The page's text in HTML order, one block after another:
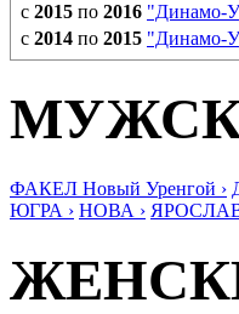
с 2015 по 2016 "Динамо-
с 2014 по 2015 "Динамо-
ФАКЕЛ Новый Уренгой ›
ЮГРА › НОВА ›